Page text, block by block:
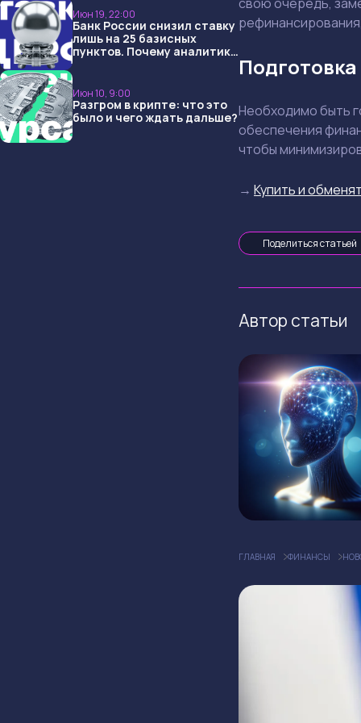
Июн 19, 22:00
Банк России снизил ставку
лишь на 25 базисных
пунктов. Почему аналитики
Июн 10, 9:00
Разгром в крипте: что это
было и чего ждать дальше?Необходимо быть
обеспечения
чтобы
→ Купить и
Поделиться статьей
Автор статьи
ГЛАВНАЯ ФИНАНСЫ